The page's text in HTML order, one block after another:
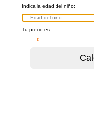
Indica la edad del niño:
Tu precio es:
– €